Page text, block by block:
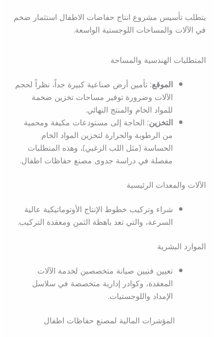
يتطلب تأسيس مشروع انتاج حفاضات الاطفال استثمار ضخم
في الآلات والمساحات اللوجستية الواسعة.
المتطلبات الهندسية والمساحة
الموقع:تأمين أرض صناعية كبيرة جداً، نظراً لحجم
الآلات وضرورة توفير مساحات تخزين ضخمة
للمواد الخام والمنتج النهائي.
التخزين:الحاجة إلى مستودعات مكيفة ومحمية
من الرطوبة والحرارة لتخزين المواد الخام
الحساسة (مثل اللب الزغبي)، وهذه المتطلبات
مفصلة في دراسة جدوى مصنع حفاظات اطفال.
الآلات والمعدات الرئيسية
شراء وتركيب خطوط الإنتاج الأوتوماتيكية عالية
السرعة، والتي تعد باهظة الثمن ومعقدة التركيب.
الموارد البشرية
تعيين فنيين صيانة متخصصين لخدمة الآلات
المعقدة، وكوادر إدارية متخصصة في سلاسل
الإمداد واللوجستيات.
المؤشرات المالية لمصنع حفاظات اطفال